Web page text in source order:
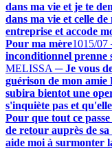
dans ma vie et je te
dans ma vie et celle
entreprise et accode
Pour ma mère1015/07
inconditionnel prenne
MELISSA ─ Je vous
guérison de mon amie
subira bientot une
s'inquiète pas et
Pour que tout ce
de retour auprès de
aide moi à surmonter